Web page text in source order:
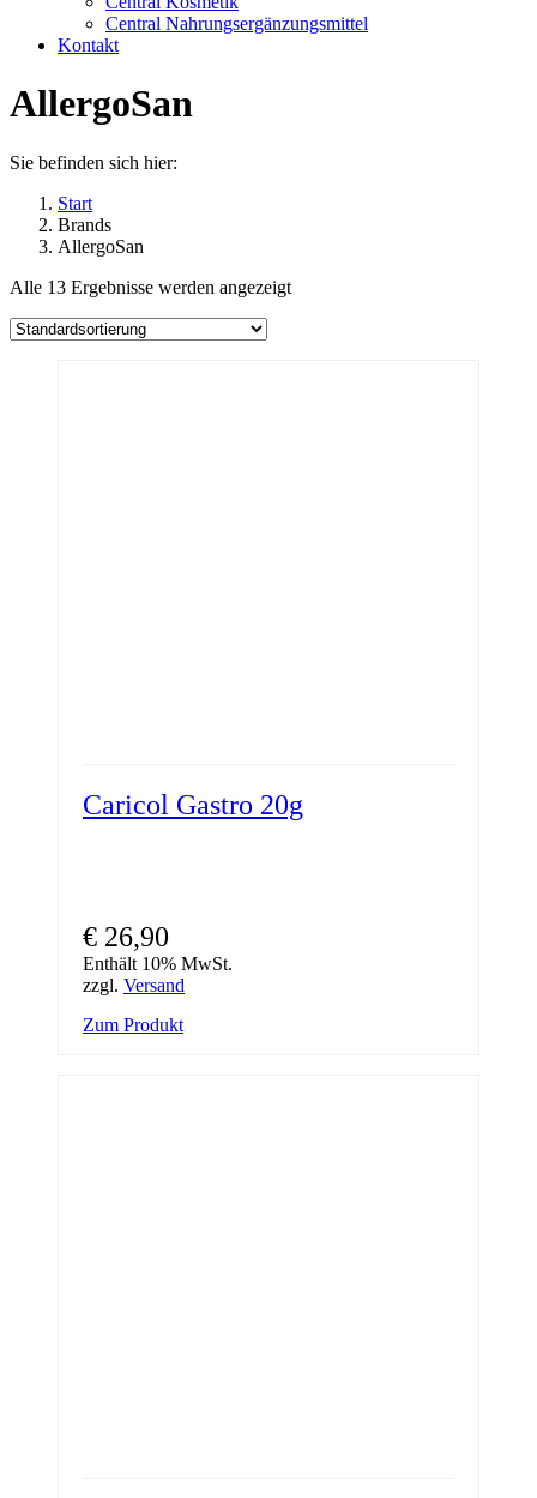
Central Nahrungsergänzungsmittel
Kontakt
AllergoSan
Sie befinden sich hier:
Start
Brands
AllergoSan
Alle 13 Ergebnisse werden angezeigt
Caricol Gastro 20g
€ 26,90
Enthält 10% MwSt.
zzgl. Versand
Zum Produkt